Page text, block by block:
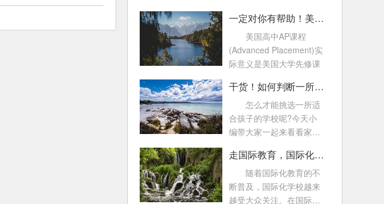
一定对你有帮助！美国高中AP课程常见问题！
美国高中AP课程
(Advanced Placement)实
际意义是美国大学先修课
干货！如何判断一所国际化学校好不好
怎么才能挑选一所适
合孩子的学校呢?今天小
编带大家一起来看看家长
走国际教育，国际化学校的这些考试一定要知道！
随着国际化教育的不
断普及，国际化学校越来
越受大众关注。在国际教